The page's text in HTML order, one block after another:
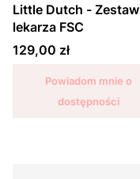
Little Dutch - Zestaw
lekarza FSC
Cena
129,00 zł
Powiadom mnie o
dostępności